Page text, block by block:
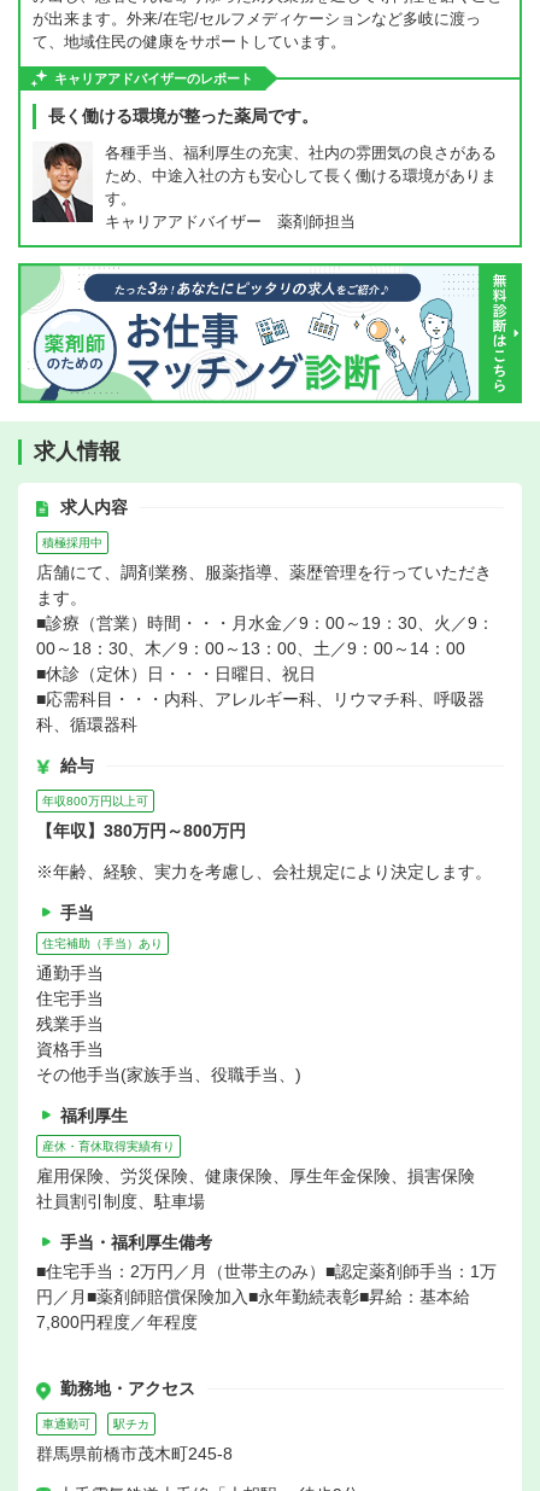
が出来ます。外来/在宅/セルフメディケーションなど多岐に渡っ
て、地域住民の健康をサポートしています。
キャリアアドバイザーのレポート
長く働ける環境が整った薬局です。
各種手当、福利厚生の充実、社内の雰囲気の良さがある
ため、中途入社の方も安心して長く働ける環境がありま
す。
キャリアアドバイザー 薬剤師担当
求人情報
求人内容
積極採用中
店舗にて、調剤業務、服薬指導、薬歴管理を行っていただき
ます。
■診療（営業）時間・・・月水金／9：00～19：30、火／9：
00～18：30、木／9：00～13：00、土／9：00～14：00
■休診（定休）日・・・日曜日、祝日
■応需科目・・・内科、アレルギー科、リウマチ科、呼吸器
科、循環器科
給与
年収800万円以上可
【年収】380万円～800万円
※年齢、経験、実力を考慮し、会社規定により決定します。
手当
住宅補助（手当）あり
通勤手当
住宅手当
残業手当
資格手当
その他手当(家族手当、役職手当、)
福利厚生
産休・育休取得実績有り
雇用保険、労災保険、健康保険、厚生年金保険、損害保険
社員割引制度、駐車場
手当・福利厚生備考
■住宅手当：2万円／月（世帯主のみ）■認定薬剤師手当：1万
円／月■薬剤師賠償保険加入■永年勤続表彰■昇給：基本給
7,800円程度／年程度
勤務地・アクセス
車通勤可 駅チカ
群馬県前橋市茂木町245-8